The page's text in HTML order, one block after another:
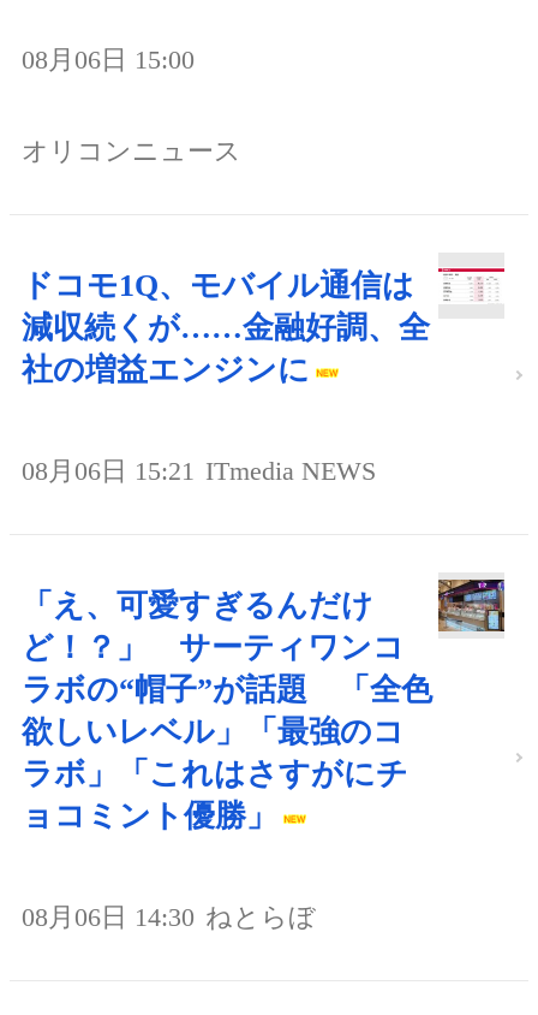
08月06日 15:00
オリコンニュース
ドコモ1Q、モバイル通信は
減収続くが……金融好調、全
社の増益エンジンに
08月06日 15:21 ITmedia NEWS
「え、可愛すぎるんだけ
ど！？」 サーティワンコ
ラボの“帽子”が話題 「全色
欲しいレベル」「最強のコ
ラボ」「これはさすがにチ
ョコミント優勝」
08月06日 14:30 ねとらぼ